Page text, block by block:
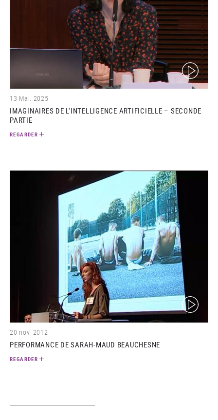
(video)
13 Mai. 2025
IMAGINAIRES DE L'INTELLIGENCE ARTIFICIELLE – SECONDE
PARTIE
REGARDER
(video)
20 nov. 2012
PERFORMANCE DE SARAH-MAUD BEAUCHESNE
REGARDER